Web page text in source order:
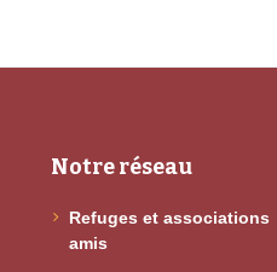
Notre réseau
Refuges et associations
amis